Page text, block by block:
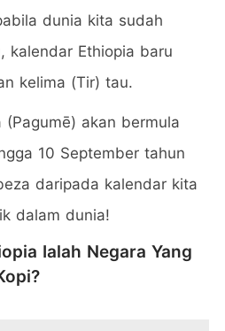
dunia kita sudah
kalendar Ethiopia baru
kelima (Tir) tau.
akan bermula
10 September tahun
daripada kalendar kita
dalam dunia!
Ialah Negara Yang